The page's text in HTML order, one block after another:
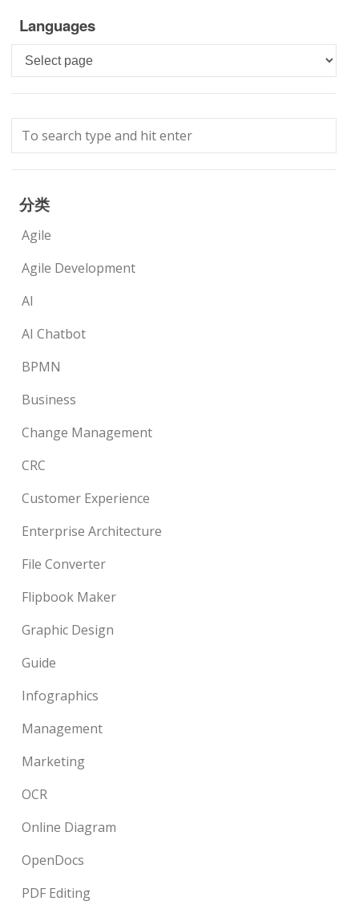
Languages
Languages
分类
Agile
Agile Development
AI
AI Chatbot
BPMN
Business
Change Management
CRC
Customer Experience
Enterprise Architecture
File Converter
Flipbook Maker
Graphic Design
Guide
Infographics
Management
Marketing
OCR
Online Diagram
OpenDocs
PDF Editing